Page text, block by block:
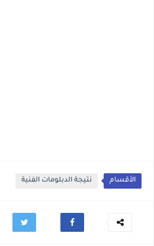
الأقسام نتيجة الدبلومات الفنية